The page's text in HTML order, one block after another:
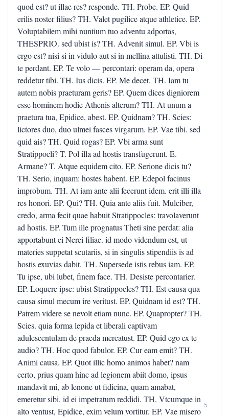
quod est? ut illae res? responde. TH. Probe. EP. Quid
erilis noster filius? TH. Valet pugilice atque athletice. EP.
Voluptabilem mihi nuntium tuo adventu adportas,
THESPRIO. sed ubist is? TH. Advenit simul. EP. Vbi is
ergo est? nisi si in vidulo aut si in mellina attulisti. TH. Di
te perdant. EP. Te volo — percontari: operam da, opera
reddetur tibi. TH. Ius dicis. EP. Me decet. TH. Iam tu
autem nobis praeturam geris? EP. Quem dices digniorem
esse hominem hodie Athenis alterum? TH. At unum a
praetura tua, Epidice, abest. EP. Quidnam? TH. Scies:
lictores duo, duo ulmei fasces virgarum. EP. Vae tibi. sed
quid ais? TH. Quid rogas? EP. Vbi arma sunt
Stratippocli? T. Pol illa ad hostis transfugerunt. E.
Armane? T. Atque equidem cito. EP. Serione dicis tu?
TH. Serio, inquam: hostes habent. EP. Edepol facinus
improbum. TH. At iam ante alii fecerunt idem. erit illi illa
res honori. EP. Qui? TH. Quia ante aliis fuit. Mulciber,
credo, arma fecit quae habuit Stratippocles: travolaverunt
ad hostis. EP. Tum ille prognatus Theti sine perdat: alia
apportabunt ei Nerei filiae. id modo videndum est, ut
materies suppetat scutariis, si in singulis stipendiis is ad
hostis exuvias dabit. TH. Supersede istis rebus iam. EP.
Tu ipse, ubi lubet, finem face. TH. Desiste percontarier.
EP. Loquere ipse: ubist Stratippocles? TH. Est causa qua
causa simul mecum ire veritust. EP. Quidnam id est? TH.
Patrem videre se nevolt etiam nunc. EP. Quapropter? TH.
Scies. quia forma lepida et liberali captivam
adulescentulam de praeda mercatust. EP. Quid ego ex te
audio? TH. Hoc quod fabulor. EP. Cur eam emit? TH.
Animi causa. EP. Quot illic homo animos habet? nam
certo, prius quam hinc ad legionem abiit domo, ipsus
mandavit mi, ab lenone ut fidicina, quam amabat,
emeretur sibi. id ei impetratum reddidi. TH. Vtcumque in
alto ventust, Epidice, exim velum vortitur. EP. Vae misero
5